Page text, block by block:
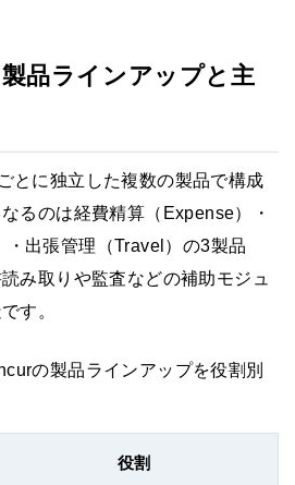
品ラインアップと主
とに独立した複数の製品で構成
るのは経費精算（Expense）・
出張管理（Travel）の3製品
み取りや監査などの補助モジュ
す。
の製品ラインアップを役割別
役割